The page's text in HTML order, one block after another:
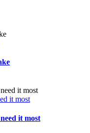
it most
it most